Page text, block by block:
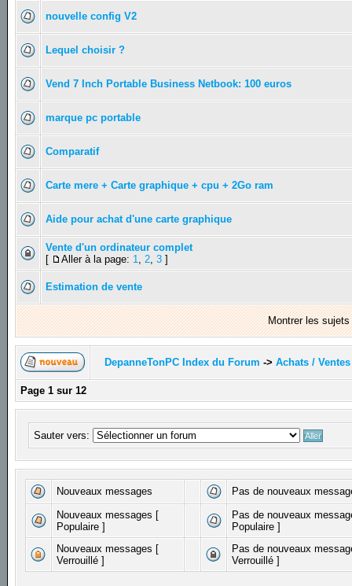
nouvelle config V2
Lequel choisir ?
Vend 7 Inch Portable Business Netbook: 100 euros
marque pc portable
Comparatif
Carte mere + Carte graphique + cpu + 2Go ram
Aide pour achat d'une carte graphique
Vente d'un ordinateur complet
[
Aller à la page: 1,2,3 ]
Estimation de vente
Montrer les
DepanneTonPC Index du Forum ->Achats / Ventes
Page1 sur12
Sauter vers:
Nouveaux messages
Pas de nouveaux
Nouveaux messages [
Populaire ]
Pas de nouveaux
Populaire ]
Nouveaux messages [
Verrouillé ]
Pas de nouveaux
Verrouillé ]